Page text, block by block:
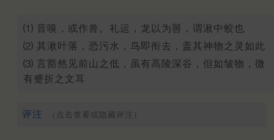
⑴ 音嗅，或作兽。礼运，龙以为嘼，谓湫中蛟也
⑵ 其湫叶落，恐污水，鸟即衔去，盖其神物之灵如此
⑶ 言豁然见前山之低，虽有高陵深谷，但如皱物，微
有蹙折之文耳
评注 （点击查看或隐藏评注）